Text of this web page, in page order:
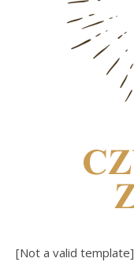
[Not a valid template]